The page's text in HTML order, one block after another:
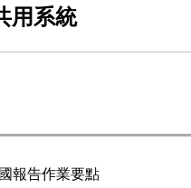
用系統
報告作業要點